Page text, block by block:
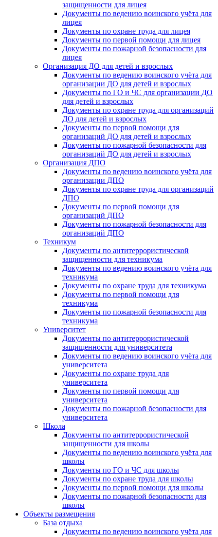
защищенности для лицея
Документы по ведению воинского учёта для
лицея
Документы по охране труда для лицея
Документы по первой помощи для лицея
Документы по пожарной безопасности для
лицея
Организация ДО для детей и взрослых
Документы по ведению воинского учёта для
организации ДО для детей и взрослых
Документы по ГО и ЧС для организации ДО
для детей и взрослых
Документы по охране труда для организаций
ДО для детей и взрослых
Документы по первой помощи для
организаций ДО для детей и взрослых
Документы по пожарной безопасности для
организаций ДО для детей и взрослых
Организация ДПО
Документы по ведению воинского учёта для
организации ДПО
Документы по охране труда для организаций
ДПО
Документы по первой помощи для
организаций ДПО
Документы по пожарной безопасности для
организаций ДПО
Техникум
Документы по антитеррористической
защищенности для техникума
Документы по ведению воинского учёта для
техникума
Документы по охране труда для техникума
Документы по первой помощи для
техникума
Документы по пожарной безопасности для
техникума
Университет
Документы по антитеррористической
защищенности для университета
Документы по ведению воинского учёта для
университета
Документы по охране труда для
университета
Документы по первой помощи для
университета
Документы по пожарной безопасности для
университета
Школа
Документы по антитеррористической
защищенности для школы
Документы по ведению воинского учёта для
школы
Документы по ГО и ЧС для школы
Документы по охране труда для школы
Документы по первой помощи для школы
Документы по пожарной безопасности для
школы
Объекты размещения
База отдыха
Документы по ведению воинского учёта для